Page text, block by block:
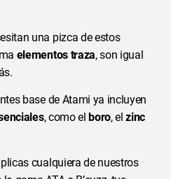
una pizca de estos
elementos traza, son igual
base de Atami ya incluyen
, como elboro, elzinc
cualquiera de nuestros